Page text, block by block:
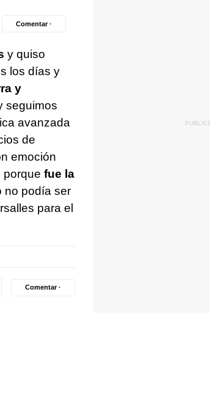
Comentar ·
y quiso
los días y
y
seguimos
avanzada
de
emoción
porque fue la
no podía ser
para el
Comentar ·